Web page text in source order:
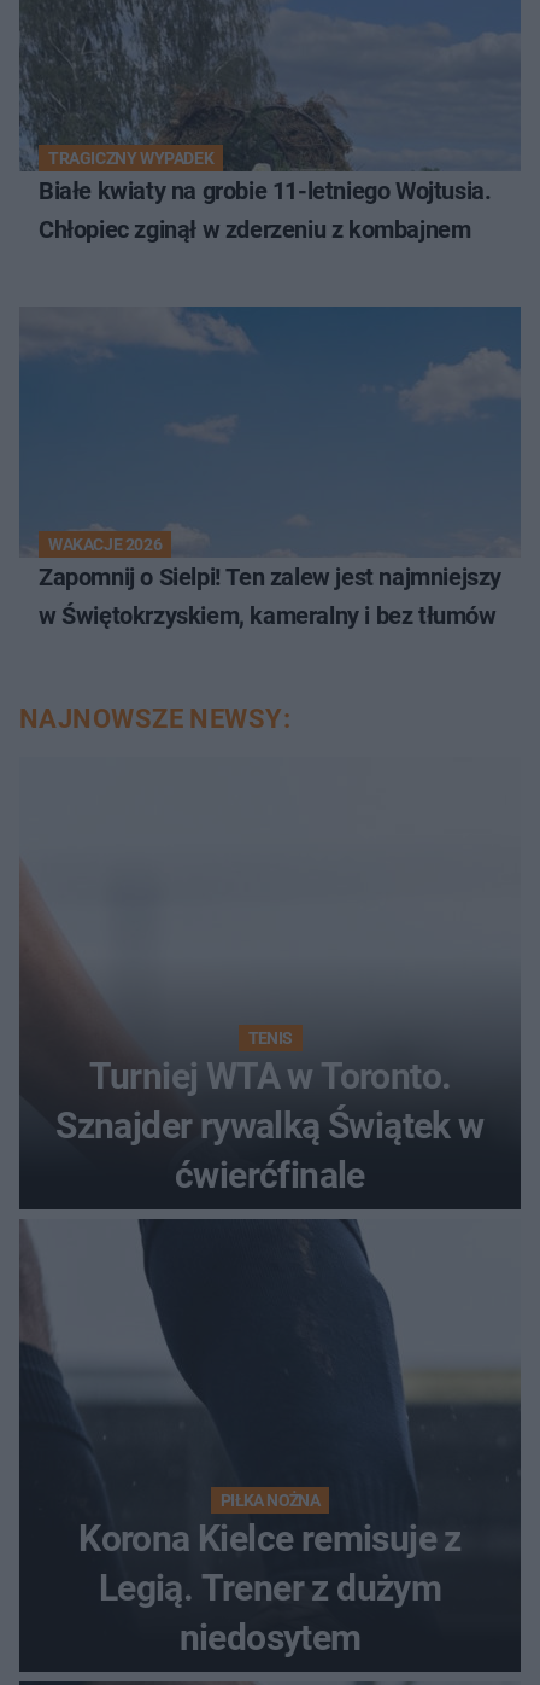
TRAGICZNY WYPADEK
Białe kwiaty na grobie 11-letniego Wojtusia.
Chłopiec zginął w zderzeniu z kombajnem
WAKACJE 2026
Zapomnij o Sielpi! Ten zalew jest najmniejszy
w Świętokrzyskiem, kameralny i bez tłumów
NAJNOWSZE NEWSY:
TENIS
Turniej WTA w Toronto.
Sznajder rywalką Świątek w
ćwierćfinale
PIŁKA NOŻNA
Korona Kielce remisuje z
Legią. Trener z dużym
niedosytem